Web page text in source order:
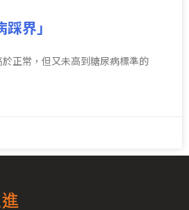
界」
正常，但又未高到糖尿病標準的